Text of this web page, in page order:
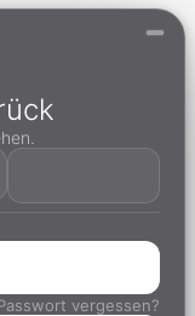
vergessen?